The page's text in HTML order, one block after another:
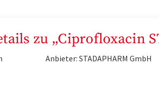
zu „Ciprofloxacin
Anbieter: STADAPHARM GmbH